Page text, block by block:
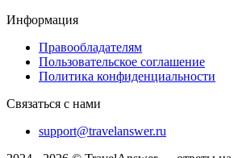
Информация
Правообладателям
Пользовательское соглашение
Политика конфиденциальности
Связаться с нами
support@travelanswer.ru